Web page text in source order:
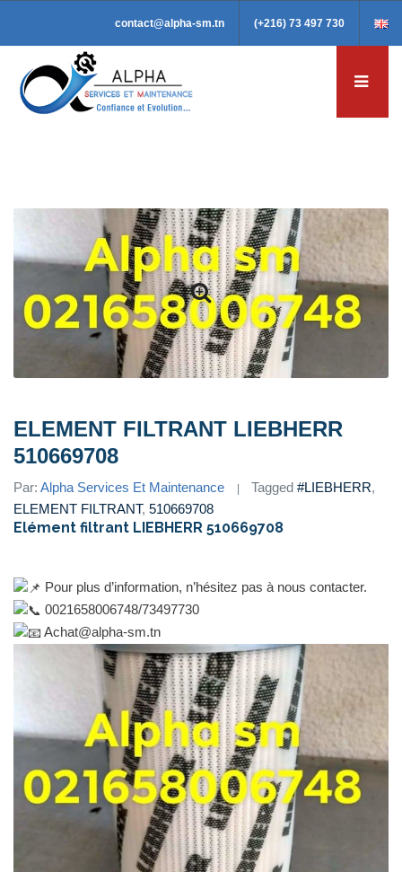
contact@alpha-sm.tn (+216) 73 497 730
ELEMENT FILTRANT LIEBHERR
510669708
Par: Alpha Services Et Maintenance Tagged #LIEBHERR,
ELEMENT FILTRANT, 510669708
Elément filtrant LIEBHERR 510669708
Pour plus d’information, n’hésitez pas à nous contacter.
0021658006748/73497730
Achat@alpha-sm.tn